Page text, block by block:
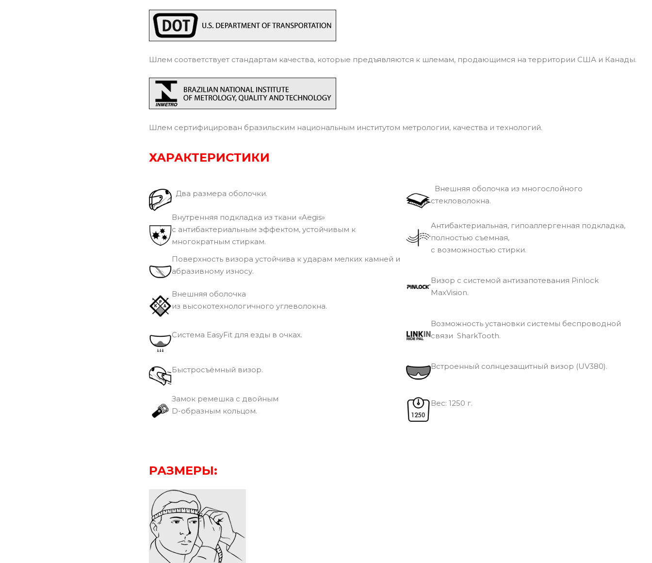
Шлем соответствует стандартам качества, которые предъявляются к шлемам, продающимся на территории США и Канады.
Шлем сертифицирован бразильским национальным институтом метрологии, качества и технологий.
ХАРАКТЕРИСТИКИ
Два размера оболочки.
Внутренняя подкладка из ткани «Aegis»
с антибактериальным эффектом, устойчивым к
многократным стиркам.
Поверхность визора устойчива к ударам мелких камней и
абразивному износу.
Внешняя оболочка
из высокотехнологичного углеволокна.
Cистема EasyFit для езды в очках.
Быстросъёмный визор.
Замок ремешка с двойным
D-образным кольцом.
Внешняя оболочка из многослойного
стекловолокна.
Антибактериальная, гипоаллергенная подкладка,
полностью съемная,
с возможностью стирки.
Визор с системой антизапотевания Pinlock
MaxVision.
Возможность установки системы беспроводной
связи SharkTooth.
Встроенный солнцезащитный визор (UV380).
Вec: 1250 г.
РАЗМЕРЫ: